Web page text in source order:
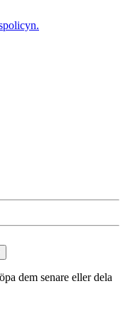
dem senare eller dela